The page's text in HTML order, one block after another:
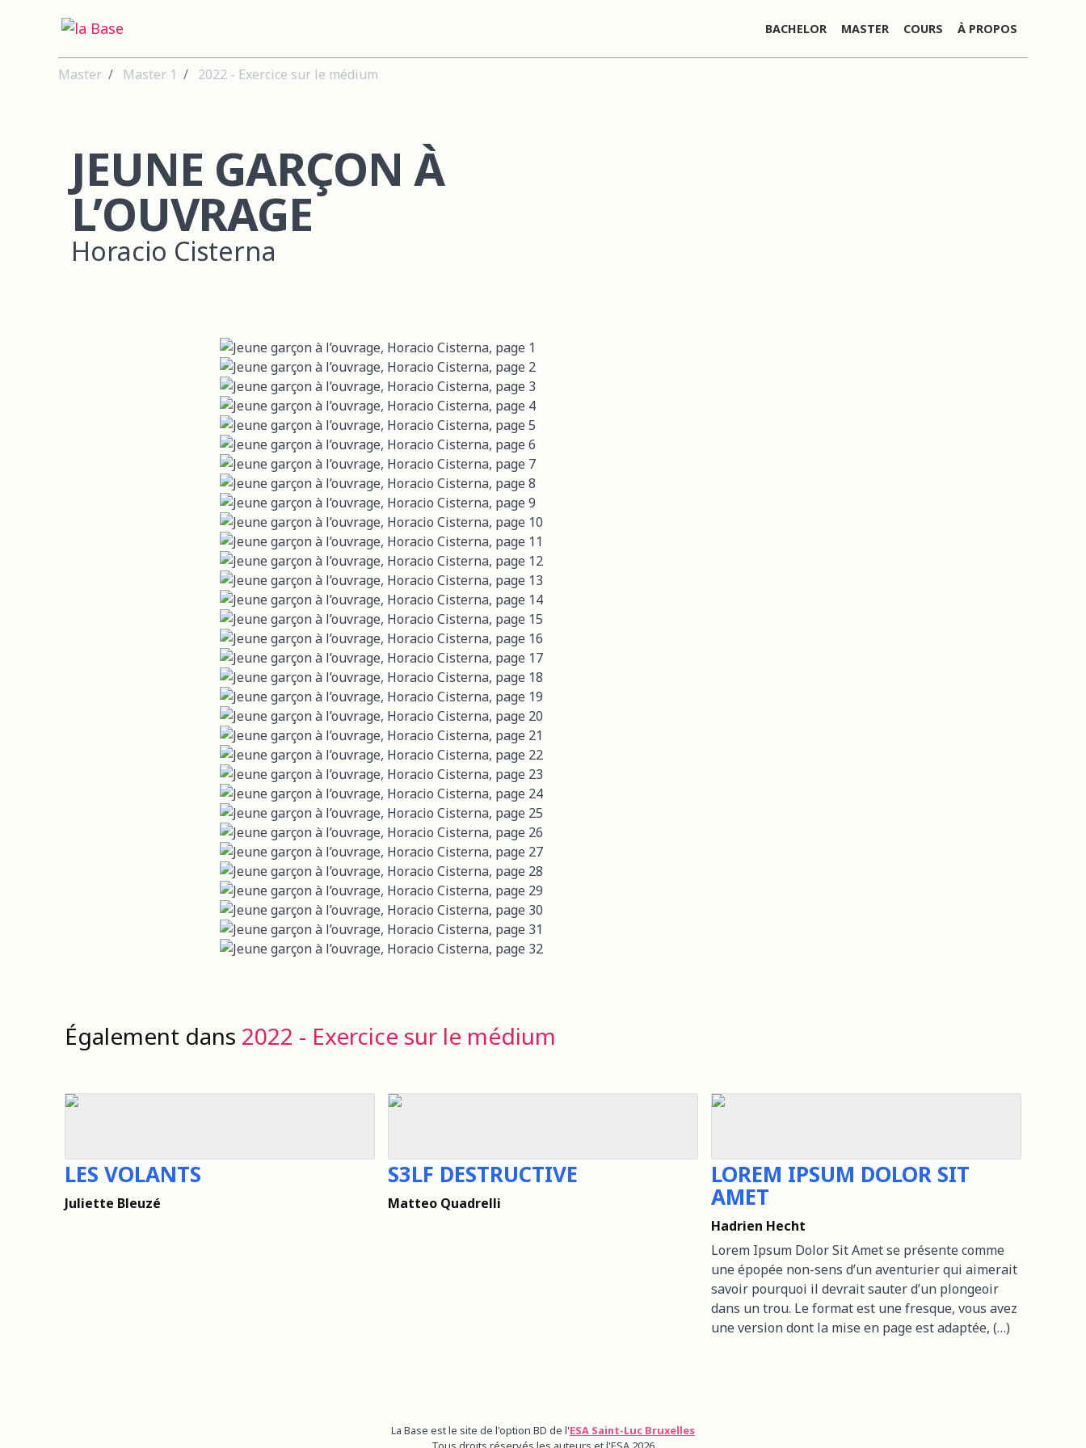
BACHELOR MASTER COURS À PROPOS
Master Master 1 2022 - Exercice sur le médium
JEUNE GARÇON À
L’OUVRAGE
Horacio Cisterna
Également dans 2022 - Exercice sur le médium
LES VOLANTS
Juliette Bleuzé
S3LF DESTRUCTIVE
Matteo Quadrelli
LOREM IPSUM DOLOR SIT
AMET
Hadrien Hecht
Lorem Ipsum Dolor Sit Amet se présente comme
une épopée non-sens d’un aventurier qui aimerait
savoir pourquoi il devrait sauter d’un plongeoir
dans un trou. Le format est une fresque, vous avez
une version dont la mise en page est adaptée, (…)
La Base est le site de l'option BD de l'ESA Saint-Luc Bruxelles